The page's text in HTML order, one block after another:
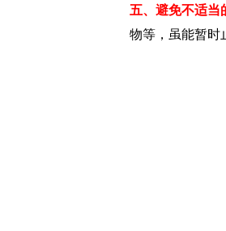
五、避免不适当
物等，虽能暂时